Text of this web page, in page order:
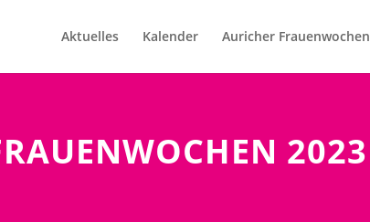
Aktuelles Kalender Auricher Frauenwochen
2023